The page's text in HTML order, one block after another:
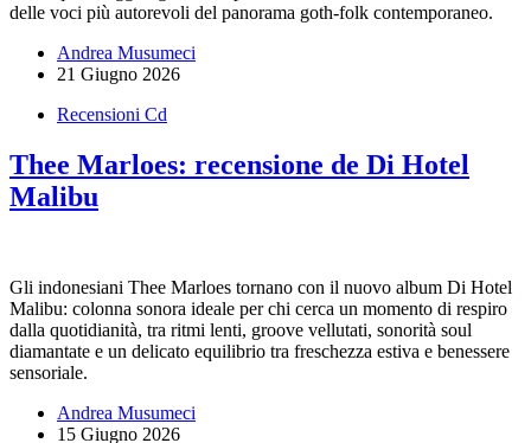
delle voci più autorevoli del panorama goth-folk contemporaneo.
Andrea Musumeci
21 Giugno 2026
Recensioni Cd
Thee Marloes: recensione de Di Hotel
Malibu
Gli indonesiani Thee Marloes tornano con il nuovo album Di Hotel
Malibu: colonna sonora ideale per chi cerca un momento di respiro
dalla quotidianità, tra ritmi lenti, groove vellutati, sonorità soul
diamantate e un delicato equilibrio tra freschezza estiva e benessere
sensoriale.
Andrea Musumeci
15 Giugno 2026